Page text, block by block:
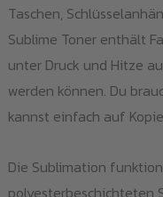
Taschen,
Sublime Toner enthält
unter Druck und Hitze
werden können. Du
kannst einfach auf
Die Sublimation